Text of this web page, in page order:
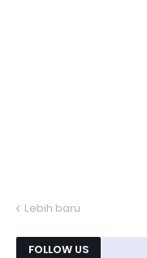
Lebih baru
FOLLOW US